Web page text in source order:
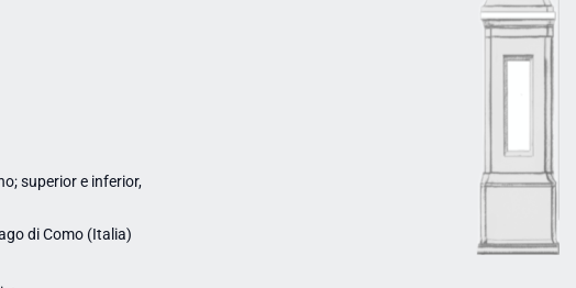
superior e inferior,
di Como (Italia)